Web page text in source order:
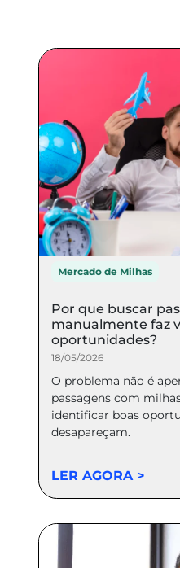
Mercado de Milhas
Por que buscar
manualmente faz
oportunidades?
18/05/2026
O problema não é
passagens com
identificar boas
desapareçam.
LER AGORA >